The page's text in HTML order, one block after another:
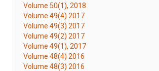
Volume 50(1), 2018
Volume 49(4) 2017
Volume 49(3) 2017
Volume 49(2) 2017
Volume 49(1), 2017
Volume 48(4) 2016
Volume 48(3) 2016